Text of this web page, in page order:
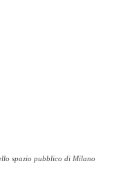
spazio pubblico di Milano